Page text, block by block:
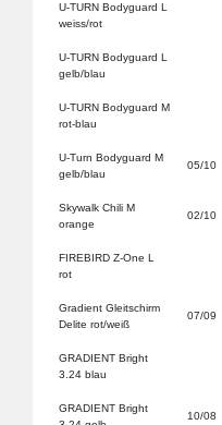
U-TURN Bodyguard L
weiss/rot
U-TURN Bodyguard L
gelb/blau
U-TURN Bodyguard M
rot-blau
U-Turn Bodyguard M
gelb/blau
05/10
Skywalk Chili M
orange
02/10
FIREBIRD Z-One L
rot
Gradient Gleitschirm
Delite rot/weiß
07/09
GRADIENT Bright
3.24 blau
GRADIENT Bright
10/08